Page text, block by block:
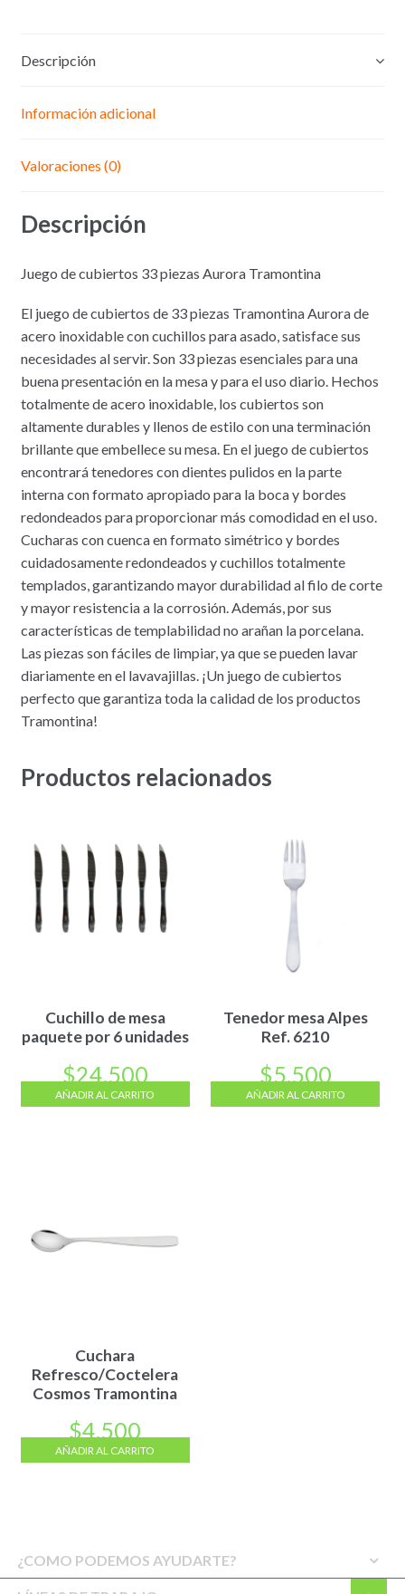
Descripción
Información adicional
Valoraciones (0)
Descripción
Juego de cubiertos 33 piezas Aurora Tramontina
El juego de cubiertos de 33 piezas Tramontina Aurora de
acero inoxidable con cuchillos para asado, satisface sus
necesidades al servir. Son 33 piezas esenciales para una
buena presentación en la mesa y para el uso diario. Hechos
totalmente de acero inoxidable, los cubiertos son
altamente durables y llenos de estilo con una terminación
brillante que embellece su mesa. En el juego de cubiertos
encontrará tenedores con dientes pulidos en la parte
interna con formato apropiado para la boca y bordes
redondeados para proporcionar más comodidad en el uso.
Cucharas con cuenca en formato simétrico y bordes
cuidadosamente redondeados y cuchillos totalmente
templados, garantizando mayor durabilidad al filo de corte
y mayor resistencia a la corrosión. Además, por sus
características de templabilidad no arañan la porcelana.
Las piezas son fáciles de limpiar, ya que se pueden lavar
diariamente en el lavavajillas. ¡Un juego de cubiertos
perfecto que garantiza toda la calidad de los productos
Tramontina!
Productos relacionados
Cuchillo de mesa
paquete por 6 unidades
$24.500
AÑADIR AL CARRITO
Tenedor mesa Alpes
Ref. 6210
$5.500
AÑADIR AL CARRITO
Cuchara
Refresco/Coctelera
Cosmos Tramontina
$4.500
AÑADIR AL CARRITO
¿COMO PODEMOS AYUDARTE?